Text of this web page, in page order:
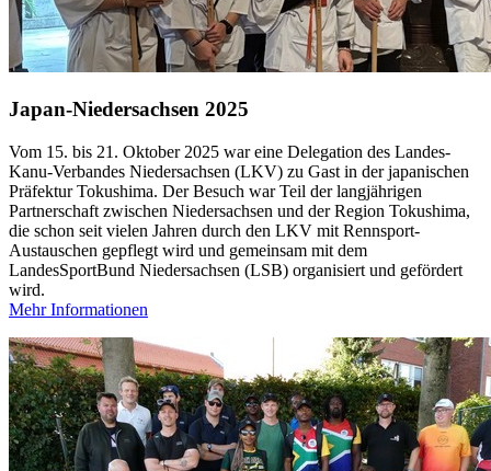
Japan-Niedersachsen 2025
Vom 15. bis 21. Oktober 2025 war eine Delegation des Landes-
Kanu-Verbandes Niedersachsen (LKV) zu Gast in der japanischen
Präfektur Tokushima. Der Besuch war Teil der langjährigen
Partnerschaft zwischen Niedersachsen und der Region Tokushima,
die schon seit vielen Jahren durch den LKV mit Rennsport-
Austauschen gepflegt wird und gemeinsam mit dem
LandesSportBund Niedersachsen (LSB) organisiert und gefördert
wird.
Mehr Informationen